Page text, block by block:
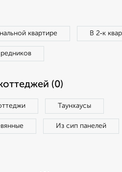
квартире В 2‑к
(0)
Таунхаусы
Из сип панелей